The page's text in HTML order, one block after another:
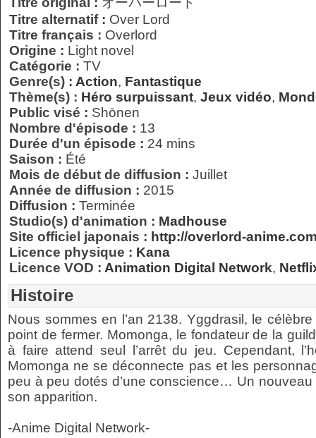
Titre alternatif : Over Lord
Titre français : Overlord
Origine : Light novel
Catégorie : TV
Genre(s) : Action, Fantastique
Thème(s) : Héro surpuissant, Jeux vidéo,
Public visé : Shōnen
Nombre d'épisode : 13
Durée d'un épisode : 24 mins
Saison : Été
Mois de début de diffusion : Juillet
Année de diffusion : 2015
Diffusion : Terminée
Studio(s) d'animation : Madhouse
Site officiel japonais : http://overlord-
Licence physique : Kana
Licence VOD : Animation Digital Network,
Histoire
Nous sommes en l’an 2138. Yggdrasil, le
point de fermer. Momonga, le fondateur de la
à faire attend seul l’arrêt du jeu. Cependant,
Momonga ne se déconnecte pas et les
peu à peu dotés d’une conscience… Un
son apparition.
-Anime Digital Network-